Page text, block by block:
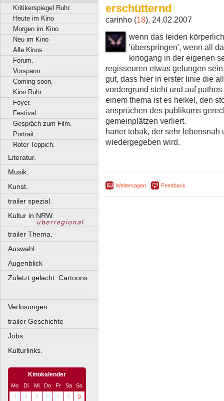
Kritikerspiegel Ruhr.
Heute im Kino
Morgen im Kino
Neu im Kino
Alle Kinos.
Forum.
Vorspann.
Coming soon.
Kino.Ruhr.
Foyer.
Festival.
Gespräch zum Film.
Portrait.
Roter Teppich.
Literatur.
Musik.
Kunst.
trailer spezial.
Kultur in NRW.
trailer Thema.
Auswahl.
Augenblick
Zuletzt gelacht: Cartoons.
––––––––––––––––––––
Verlosungen.
trailer Geschichte
Jobs.
Kulturlinks.
Kinokalender
Mo Di Mi Do Fr Sa
So
3
4 5 6 7 8
9
erschütternd
carinho (18), 24.02.2007
wenn das leiden
'überspringen', wenn all
kinogang in der eigenen
regisseuren etwas gelungen
gut, dass hier in erster linie die
vordergrund steht und auf
einem thema ist es heikel, den
ansprüchen des publikums
gemeinplätzen verliert.
harter tobak, der sehr
wiedergegeben wird.
Weitersagen Feedback